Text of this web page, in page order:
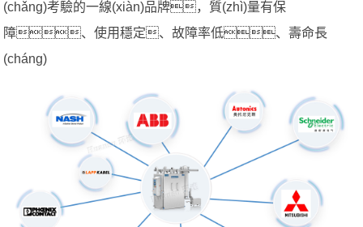
(chǎng)考驗的一線(xiàn)品牌，質(zhì)量有保
障、使用穩定、故障率低、壽命長
(cháng)